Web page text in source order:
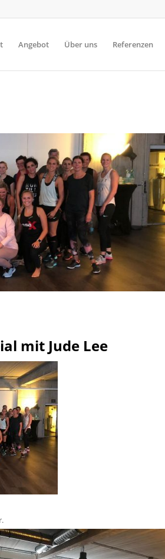
Angebot Über uns Referenzen
mit Jude Lee